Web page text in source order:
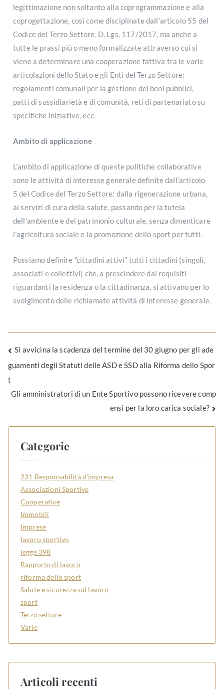
legittimazione non soltanto alla coprogrammazione e alla
coprogettazione, così come disciplinate dall’articolo 55 del
Codice del Terzo Settore, D. Lgs. 117/2017, ma anche a
tutte le prassi più o meno formalizzate attraverso cui si
viene a determinare una cooperazione fattiva tra le varie
articolazioni dello Stato e gli Enti del Terzo Settore:
regolamenti comunali per la gestione dei beni pubblici,
patti di sussidiarietà e di comunità, reti di partenariato su
specifiche iniziative, ecc.
Ambito di applicazione
L’ambito di applicazione di queste politiche collaborative
sono le attività di interesse generale definite dall’articolo
5 del Codice del Terzo Settore: dalla rigenerazione urbana,
ai servizi di cura della salute, passando per la tutela
dell’ambiente e del patrimonio culturale, senza dimenticare
l’agricoltura sociale e la promozione dello sport per tutti.
Possiamo definire “cittadini attivi” tutti i cittadini (singoli,
associati e collettivi) che, a prescindere dai requisiti
riguardanti la residenza o la cittadinanza, si attivano per lo
svolgimento delle richiamate attività di interesse generale.
Si avvicina la scadenza del termine del 30 giugno per gli ade
guamenti degli Statuti delle ASD e SSD alla Riforma dello Spor
t
Gli amministratori di un Ente Sportivo possono ricevere comp
ensi per la loro carica sociale?
Categorie
231 Responsabilità d'impresa
Associazioni Sportive
Cooperative
Immobili
Imprese
lavoro sportivo
legge 398
Rapporto di lavoro
riforma dello sport
Salute e sicurezza sul lavoro
sport
Terzo settore
Varie
Articoli recenti